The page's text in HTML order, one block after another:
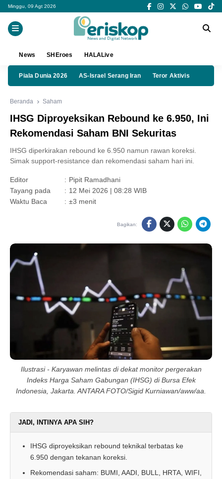
Minggu, 09 Agt 2026
News SHEroes HALALive
Piala Dunia 2026 AS-Israel Serang Iran Teror Aktivis
Beranda Saham
IHSG Diproyeksikan Rebound ke 6.950, Ini
Rekomendasi Saham BNI Sekuritas
IHSG diperkirakan rebound ke 6.950 namun rawan koreksi.
Simak support-resistance dan rekomendasi saham hari ini.
Editor : Pipit Ramadhani
Tayang pada
: 12 Mei 2026 | 08:28 WIB
Waktu Baca
: ±3 menit
Bagikan:
Ilustrasi - Karyawan melintas di dekat monitor pergerakan
Indeks Harga Saham Gabungan (IHSG) di Bursa Efek
Indonesia, Jakarta. ANTARA FOTO/Sigid Kurniawan/aww/aa.
JADI, INTINYA APA SIH?
IHSG diproyeksikan rebound teknikal terbatas ke
6.950 dengan tekanan koreksi.
Rekomendasi saham: BUMI, AADI, BULL, HRTA, WIFI,